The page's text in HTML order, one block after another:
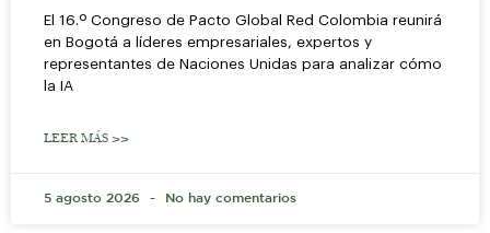
El 16.º Congreso de Pacto Global Red Colombia reunirá
en Bogotá a líderes empresariales, expertos y
representantes de Naciones Unidas para analizar cómo
la IA
LEER MÁS >>
5 agosto 2026 No hay comentarios